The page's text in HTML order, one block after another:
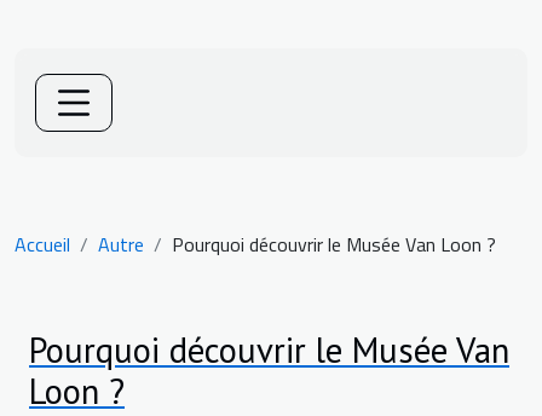
Accueil Autre Pourquoi découvrir le Musée Van Loon ?
Pourquoi découvrir le Musée Van
Loon ?